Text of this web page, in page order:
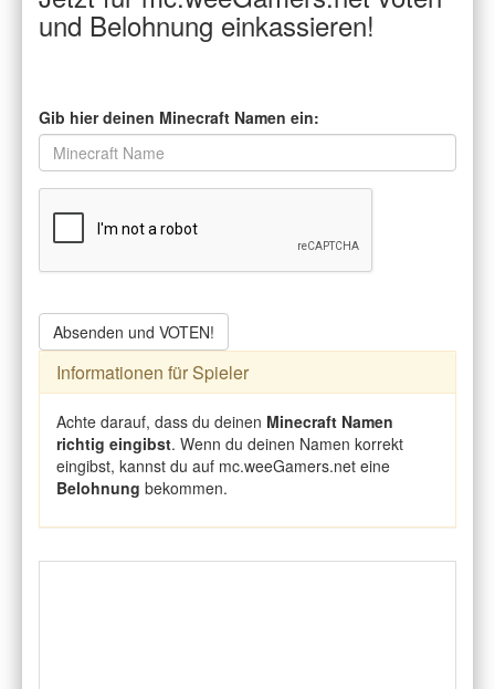
und Belohnung einkassieren!
Gib hier deinen Minecraft Namen ein:
Absenden und VOTEN!
Informationen für Spieler
Achte darauf, dass du deinen Minecraft Namen
richtig eingibst. Wenn du deinen Namen korrekt
eingibst, kannst du auf mc.weeGamers.net eine
Belohnung bekommen.